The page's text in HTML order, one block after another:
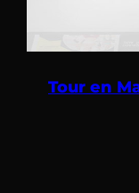
Tour en